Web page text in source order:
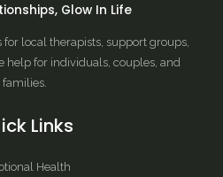
Glow In Life
local therapists, support groups,
help for individuals, couples, and
families.
Links
Health